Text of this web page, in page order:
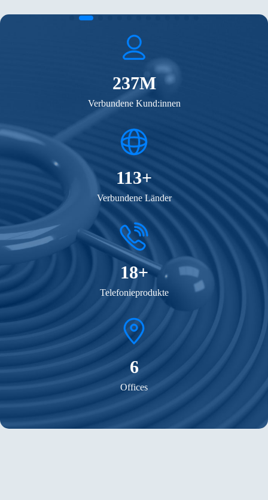
250M
Verbundene Kund:innen
120+
Verbundene Länder
20+
Telefonieprodukte
7
Offices